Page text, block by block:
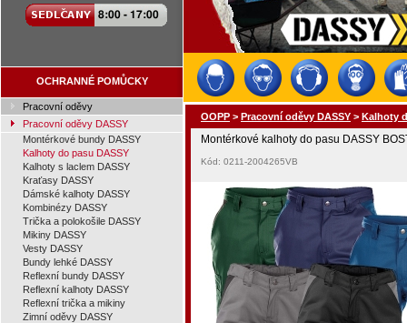
OCHRANNÉ POMŮCKY
Pracovní oděvy
Pracovní oděvy DASSY
Montérkové bundy DASSY
Kalhoty do pasu DASSY
Kalhoty s laclem DASSY
Kraťasy DASSY
Dámské kalhoty DASSY
Kombinézy DASSY
Trička a polokošile DASSY
Mikiny DASSY
Vesty DASSY
Bundy lehké DASSY
Reflexní bundy DASSY
Reflexní kalhoty DASSY
Reflexní trička a mikiny
Zimní oděvy DASSY
OOPP > Pracovní oděvy DASSY > Kalhoty
Montérkové kalhoty do pasu DASSY
Kód: 0211-2004265VB